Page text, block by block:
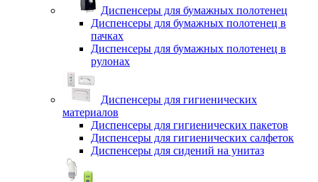
Диспенсеры для бумажных полотенец
Диспенсеры для бумажных полотенец в
пачках
Диспенсеры для бумажных полотенец в
рулонах
Диспенсеры для гигиенических
материалов
Диспенсеры для гигиенических пакетов
Диспенсеры для гигиенических салфеток
Диспенсеры для сидений на унитаз